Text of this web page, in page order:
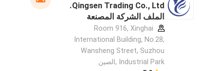
Qingsen Trading Co., Ltd.
الملف الشركة المصنعة
Room 916, Xinghai
International Building, No.28,
Wansheng Street, Suzhou
Industrial Park ,الصين